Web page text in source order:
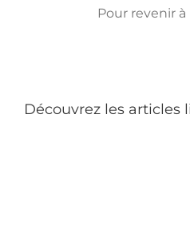
Pour revenir
Découvrez les articles